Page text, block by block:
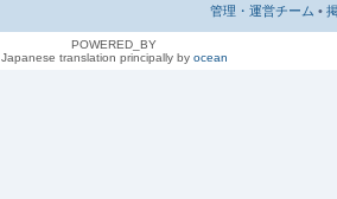
管理・運営チーム •
POWERED_BY
Japanese translation principally by ocean